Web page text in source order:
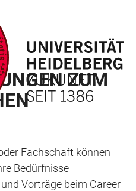
ZUM
Fachschaft können
Bedürfnisse
Vorträge beim Career